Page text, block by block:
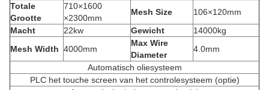
Totale
Grootte
710×1600
×2300mm
Mesh Size
106×120mm
Macht
22kw Gewicht
14000kg
Mesh Width 4000mm
Max Wire
Diameter
4.0mm
Automatisch oliesysteem
PLC het touche screen van het controlesysteem (optie)